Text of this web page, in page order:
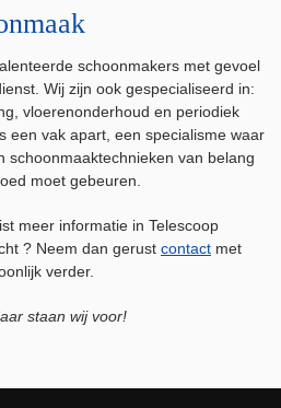
schoonmakers met gevoel
Wij zijn ook gespecialiseerd in:
vloerenonderhoud en periodiek
een vak apart, een specialisme waar
schoonmaaktechnieken van belang
moet gebeuren.
meer informatie in Telescoop
? Neem dan gerust contact met
verder.
staan wij voor!